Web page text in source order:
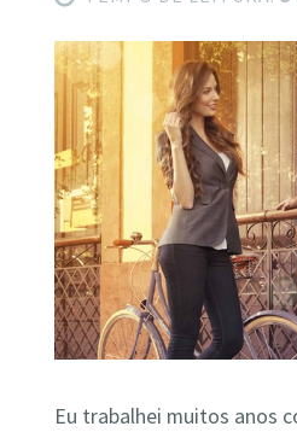
Eu trabalhei muitos anos